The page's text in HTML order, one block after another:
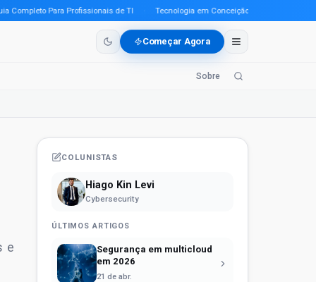
Para Profissionais de TI · Tecnologia em Conceição do Araguaia (PA)
Começar Agora
Sobre
e
COLUNISTAS
Hiago Kin Levi
Cybersecurity
ÚLTIMOS ARTIGOS
Segurança em multicloud
em 2026
21 de abr.